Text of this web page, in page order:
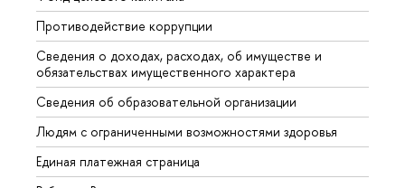
Противодействие коррупции
Сведения о доходах, расходах, об имуществе и
обязательствах имущественного характера
Сведения об образовательной организации
Людям с ограниченными возможностями здоровья
Единая платежная страница